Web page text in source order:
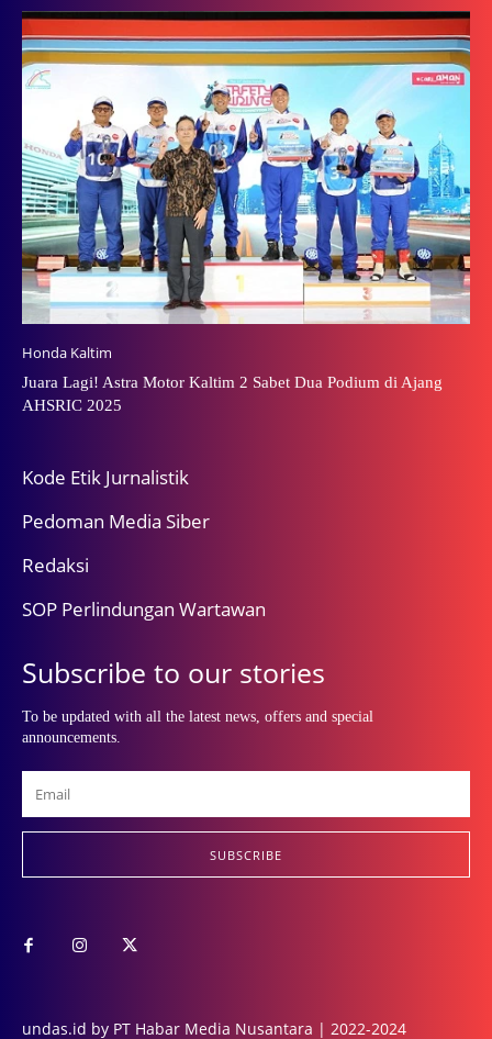
Honda Kaltim
Juara Lagi! Astra Motor Kaltim 2 Sabet Dua Podium di Ajang
AHSRIC 2025
Kode Etik Jurnalistik
Pedoman Media Siber
Redaksi
SOP Perlindungan Wartawan
Subscribe to our stories
To be updated with all the latest news, offers and special
announcements.
SUBSCRIBE
undas.id by PT Habar Media Nusantara | 2022-2024